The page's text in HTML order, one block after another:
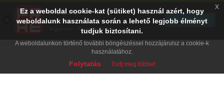
Ez a weboldal cookie-kat (sütiket) használ azért, hogy
weboldalunk használata során a lehető legjobb élményt
tudjuk biztosítani.
A weboldalunkon történő további böngészéssel hozzájárulsz a cookie-k
használatához.
Folytatás Tudj meg többet
x
PRAE.HU
Digital Evolution
Ingyenes - Google Play
TELEPÍTÉS